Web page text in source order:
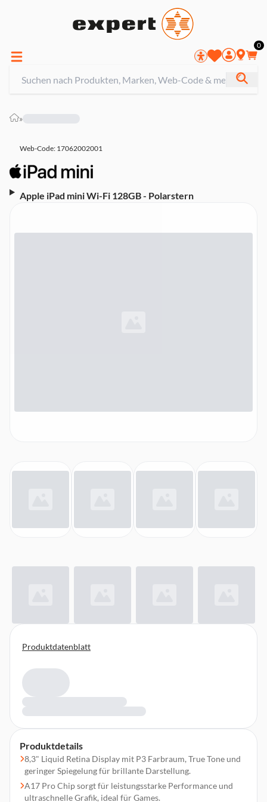
0
»
Web-Code: 17062002001
Apple iPad mini Wi-Fi 128GB - Polarstern
Produktdetails
8,3" Liquid Retina Display mit P3 Farbraum, True Tone und
geringer Spiegelung für brillante Darstellung.
A17 Pro Chip sorgt für leistungsstarke Performance und
ultraschnelle Grafik, ideal für Games.
Produktdatenblatt